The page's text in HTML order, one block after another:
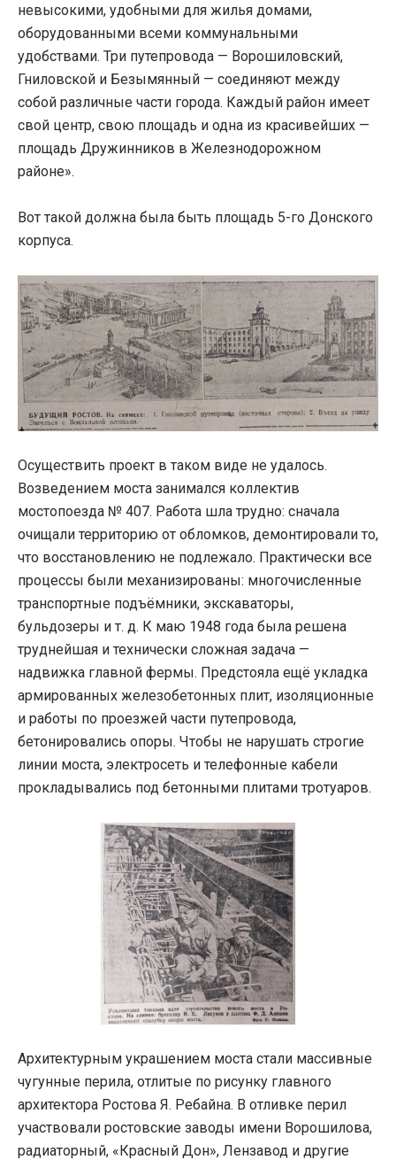
невысокими, удобными для жилья домами,
оборудованными всеми коммунальными
удобствами. Три путепровода — Ворошиловский,
Гниловской и Безымянный — соединяют между
собой различные части города. Каждый район имеет
свой центр, свою площадь и одна из красивейших —
площадь Дружинников в Железнодорожном
районе».
Вот такой должна была быть площадь 5-го Донского
корпуса.
Осуществить проект в таком виде не удалось.
Возведением моста занимался коллектив
мостопоезда № 407. Работа шла трудно: сначала
очищали территорию от обломков, демонтировали то,
что восстановлению не подлежало. Практически все
процессы были механизированы: многочисленные
транспортные подъёмники, экскаваторы,
бульдозеры и т. д. К маю 1948 года была решена
труднейшая и технически сложная задача —
надвижка главной фермы. Предстояла ещё укладка
армированных железобетонных плит, изоляционные
и работы по проезжей части путепровода,
бетонировались опоры. Чтобы не нарушать строгие
линии моста, электросеть и телефонные кабели
прокладывались под бетонными плитами тротуаров.
Архитектурным украшением моста стали массивные
чугунные перила, отлитые по рисунку главного
архитектора Ростова Я. Ребайна. В отливке перил
участвовали ростовские заводы имени Ворошилова,
радиаторный, «Красный Дон», Лензавод и другие